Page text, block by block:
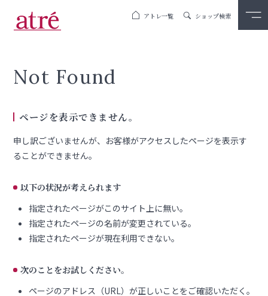
アトレ一覧 ショップ検索
Not Found
ページを表示できません。
申し訳ございませんが、お客様がアクセスしたページを表示す
ることができません。
以下の状況が考えられます
指定されたページがこのサイト上に無い。
指定されたページの名前が変更されている。
指定されたページが現在利用できない。
次のことをお試しください。
ページのアドレス（URL）が正しいことをご確認いただく。